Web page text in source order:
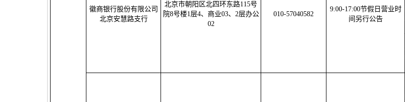
徽商银行股份有限公司
北京安慧路支行
北京市朝阳区北四环东路115号
院8号楼1层4、商业03、2层办公
02
010-57040582
9:00-17:00节假日营业时
间另行公告